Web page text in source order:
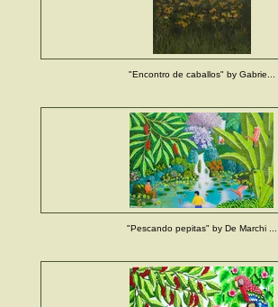
"Encontro de caballos" by Gabrie...
"Pescando pepitas" by De Marchi ...